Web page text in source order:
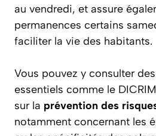
au vendredi, et assure
permanences certains
faciliter la vie des habitants.
Vous pouvez y consulter
essentiels comme le
sur la prévention des
notamment concernant les